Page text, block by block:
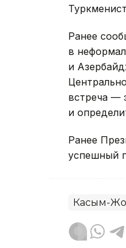
Ранее
в
и
встреча —
и
Ранее
успешный
Касым-